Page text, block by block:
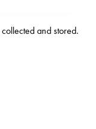
collected and stored.